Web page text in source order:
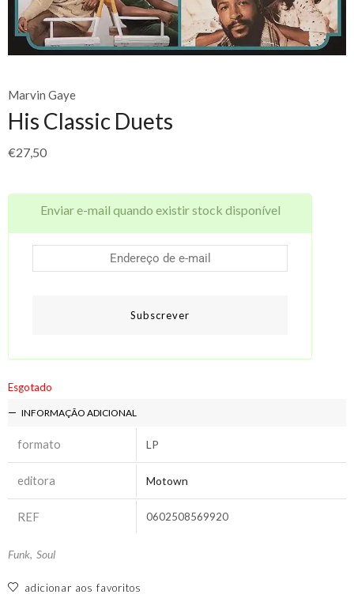
Marvin Gaye
His Classic Duets
€27,50
Enviar e-mail quando existir stock disponível
Subscrever
Esgotado
INFORMAÇÃO ADICIONAL
formato LP
editora Motown
REF 0602508569920
Funk, Soul
adicionar aos favoritos